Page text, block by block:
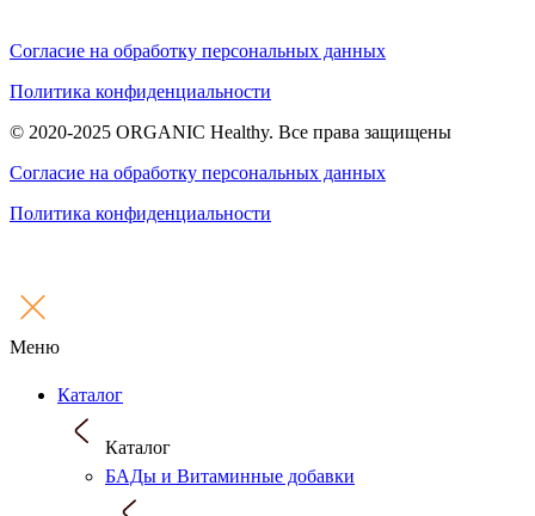
Согласие на обработку персональных данных
Политика конфиденциальности
© 2020-2025 ORGANIC Healthy. Все права защищены
Согласие на обработку персональных данных
Политика конфиденциальности
Меню
Каталог
Каталог
БАДы и Витаминные добавки